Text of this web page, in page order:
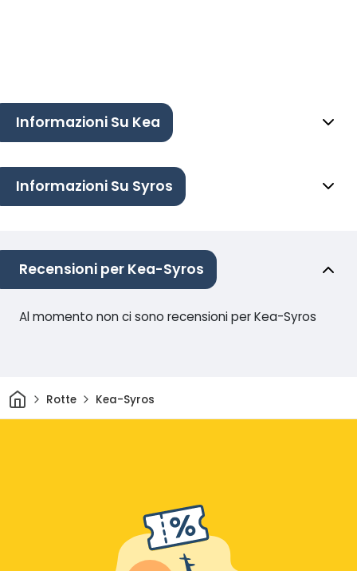
Informazioni Su Kea
Informazioni Su Syros
Recensioni per Kea-Syros
Al momento non ci sono recensioni per Kea-Syros
CasaRotte Kea-Syros